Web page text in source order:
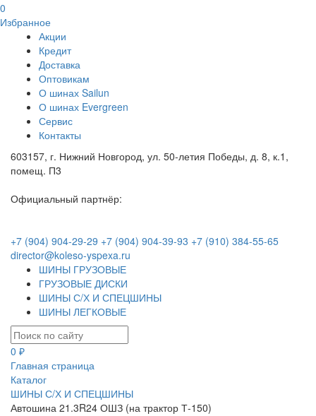
0
Избранное
Акции
Кредит
Доставка
Оптовикам
О шинах Sailun
О шинах Evergreen
Сервис
Контакты
603157, г. Нижний Новгород, ул. 50-летия Победы, д. 8, к.1,
помещ. П3
Официальный партнёр:
+7 (904) 904-29-29 +7 (904) 904-39-93 +7 (910) 384-55-65
director@koleso-yspexa.ru
ШИНЫ ГРУЗОВЫЕ
ГРУЗОВЫЕ ДИСКИ
ШИНЫ С/Х И СПЕЦШИНЫ
ШИНЫ ЛЕГКОВЫЕ
0 ₽
Главная страница
Каталог
ШИНЫ С/Х И СПЕЦШИНЫ
Автошина 21.3R24 ОШЗ (на трактор Т-150)